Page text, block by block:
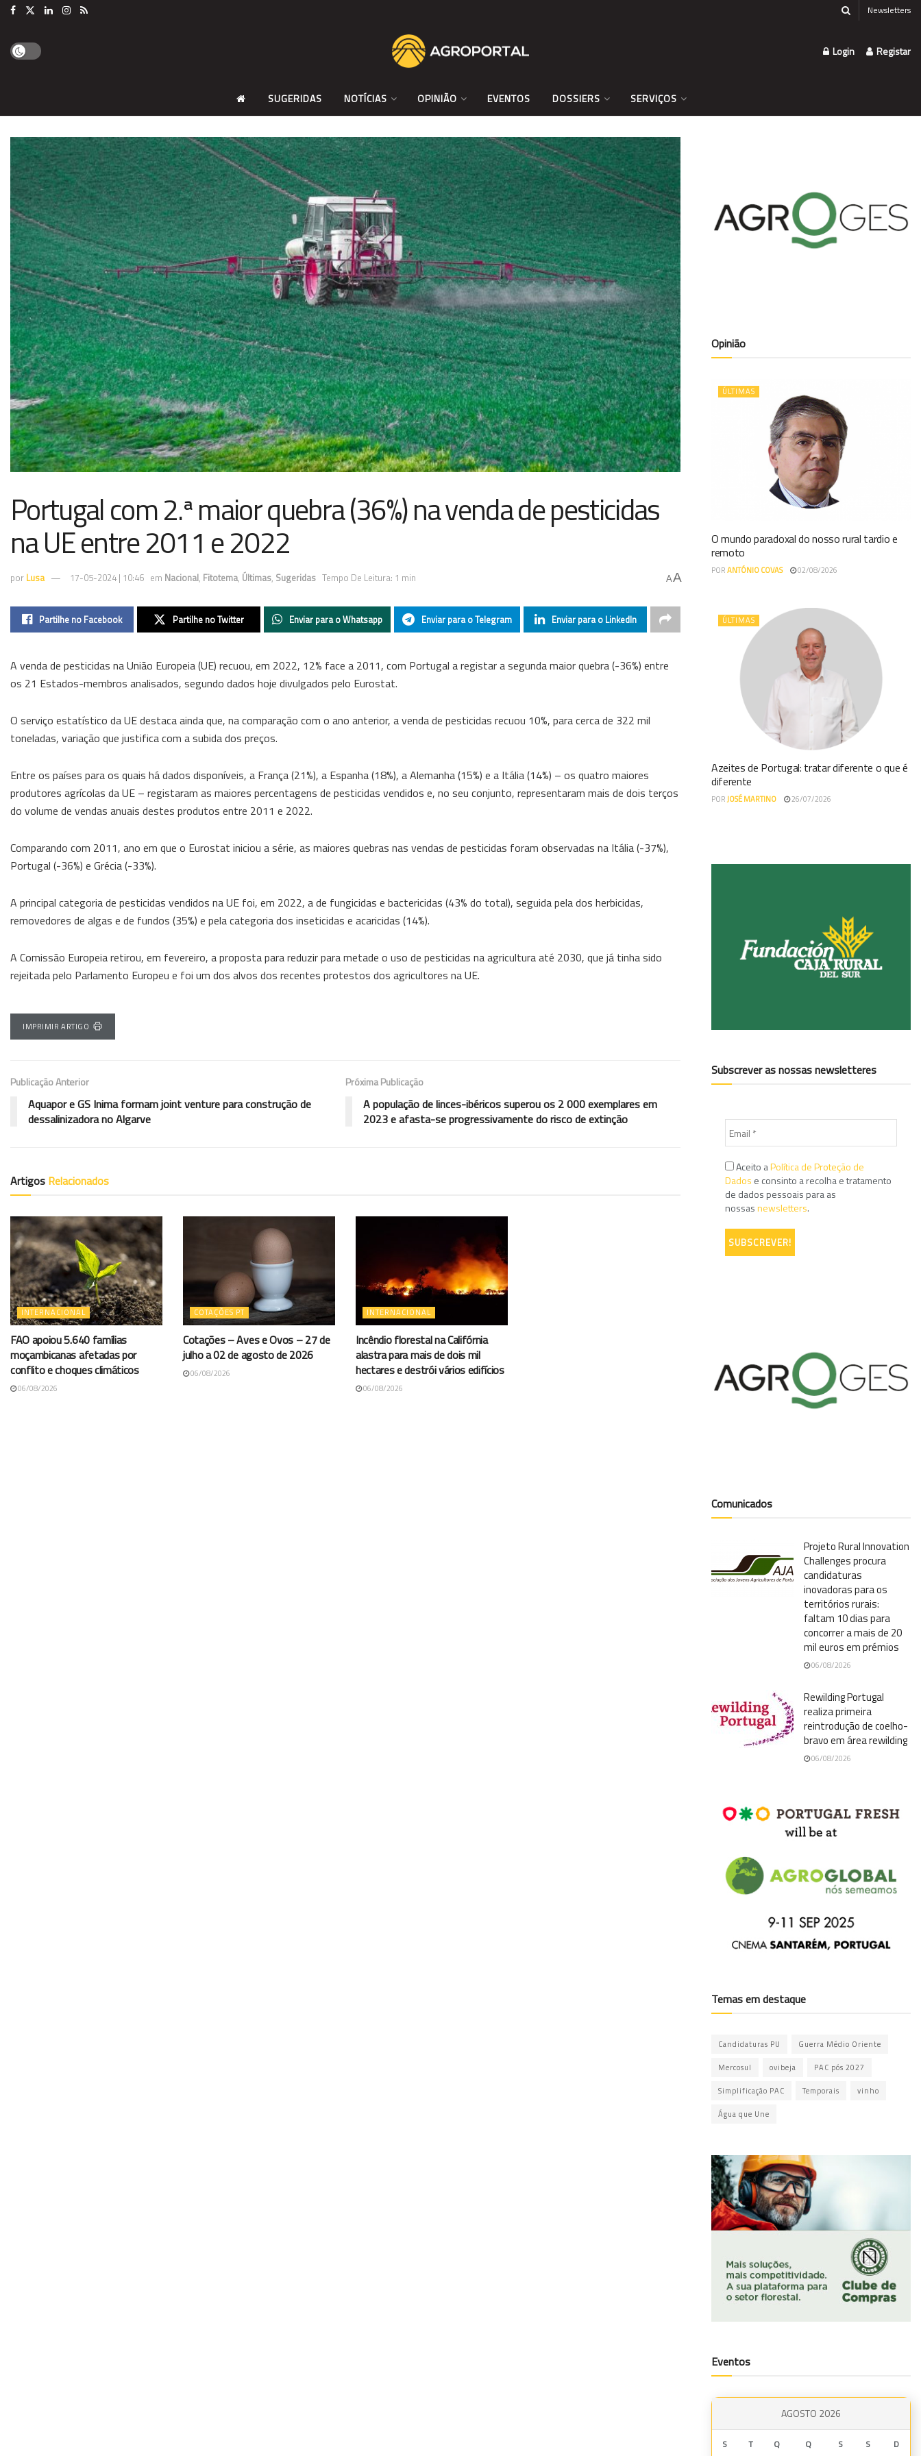
Newsletters
Login Registar
SUGERIDAS NOTÍCIAS OPINIÃO EVENTOS DOSSIERS SERVIÇOS
Portugal com 2.ª maior quebra (36%) na venda de pesticidas
na UE entre 2011 e 2022
por Lusa 17-05-2024 | 10:46 em Nacional, Fitotema, Últimas, Sugeridas Tempo De Leitura: 1 min AA
Partilhe no Facebook Partilhe no Twitter Enviar para o Whatsapp Enviar para o Telegram Enviar para o LinkedIn
A venda de pesticidas na União Europeia (UE) recuou, em 2022, 12% face a 2011, com Portugal a registar a segunda maior quebra (-36%) entre
os 21 Estados-membros analisados, segundo dados hoje divulgados pelo Eurostat.
O serviço estatístico da UE destaca ainda que, na comparação com o ano anterior, a venda de pesticidas recuou 10%, para cerca de 322 mil
toneladas, variação que justifica com a subida dos preços.
Entre os países para os quais há dados disponíveis, a França (21%), a Espanha (18%), a Alemanha (15%) e a Itália (14%) – os quatro maiores
produtores agrícolas da UE – registaram as maiores percentagens de pesticidas vendidos e, no seu conjunto, representaram mais de dois terços
do volume de vendas anuais destes produtos entre 2011 e 2022.
Comparando com 2011, ano em que o Eurostat iniciou a série, as maiores quebras nas vendas de pesticidas foram observadas na Itália (-37%),
Portugal (-36%) e Grécia (-33%).
A principal categoria de pesticidas vendidos na UE foi, em 2022, a de fungicidas e bactericidas (43% do total), seguida pela dos herbicidas,
removedores de algas e de fundos (35%) e pela categoria dos inseticidas e acaricidas (14%).
A Comissão Europeia retirou, em fevereiro, a proposta para reduzir para metade o uso de pesticidas na agricultura até 2030, que já tinha sido
rejeitada pelo Parlamento Europeu e foi um dos alvos dos recentes protestos dos agricultores na UE.
IMPRIMIR ARTIGO
Publicação Anterior
Aquapor e GS Inima formam joint venture para construção de
dessalinizadora no Algarve
Próxima Publicação
A população de linces-ibéricos superou os 2 000 exemplares em
2023 e afasta-se progressivamente do risco de extinção
Artigos Relacionados
INTERNACIONAL
FAO apoiou 5.640 famílias
moçambicanas afetadas por
conflito e choques climáticos
06/08/2026
COTAÇÕES PT
Cotações – Aves e Ovos – 27 de
julho a 02 de agosto de 2026
06/08/2026
INTERNACIONAL
Incêndio florestal na Califórnia
alastra para mais de dois mil
hectares e destrói vários edifícios
06/08/2026
Opinião
ÚLTIMAS
O mundo paradoxal do nosso rural tardio e
remoto
PORANTÓNIO COVAS 02/08/2026
ÚLTIMAS
Azeites de Portugal: tratar diferente o que é
diferente
PORJOSÉ MARTINO 26/07/2026
Subscrever as nossas newsletteres
Aceito aPolítica de Proteção de
Dados e consinto a recolha e tratamento
de dados pessoais para as
nossasnewsletters.
Comunicados
Projeto Rural Innovation
Challenges procura
candidaturas
inovadoras para os
territórios rurais:
faltam 10 dias para
concorrer a mais de 20
mil euros em prémios
06/08/2026
Rewilding Portugal
realiza primeira
reintrodução de coelho-
bravo em área rewilding
06/08/2026
Temas em destaque
Candidaturas PU Guerra Médio Oriente
Mercosul ovibeja PAC pós 2027
Simplificação PAC Temporais vinho
Água que Une
Eventos
AGOSTO 2026
S T Q Q S S D